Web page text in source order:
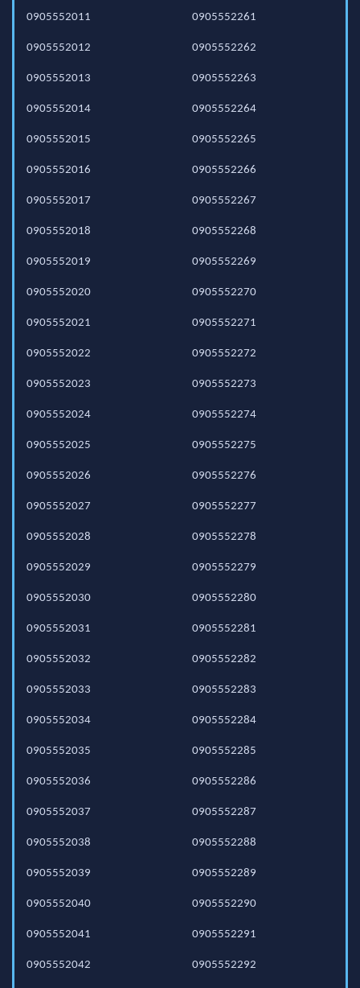
0905552011
0905552012
0905552013
0905552014
0905552015
0905552016
0905552017
0905552018
0905552019
0905552020
0905552021
0905552022
0905552023
0905552024
0905552025
0905552026
0905552027
0905552028
0905552029
0905552030
0905552031
0905552032
0905552033
0905552034
0905552035
0905552036
0905552037
0905552038
0905552039
0905552040
0905552041
0905552042
0905552261
0905552262
0905552263
0905552264
0905552265
0905552266
0905552267
0905552268
0905552269
0905552270
0905552271
0905552272
0905552273
0905552274
0905552275
0905552276
0905552277
0905552278
0905552279
0905552280
0905552281
0905552282
0905552283
0905552284
0905552285
0905552286
0905552287
0905552288
0905552289
0905552290
0905552291
0905552292